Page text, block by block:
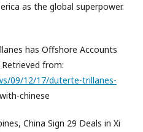
as the global superpower.
has Offshore Accounts
Retrieved from:
09/12/17/duterte-trillanes-
chinese
China Sign 29 Deals in Xi